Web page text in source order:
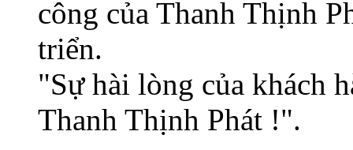
công của Thanh Thịnh
triển.
"Sự hài lòng của khách
Thanh Thịnh Phát !".